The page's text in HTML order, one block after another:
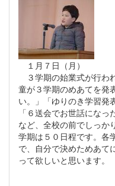
１月７日（月）
３学期の始業式が行わ
童が３学期のめあてを発
い。」「ゆりのき学習発
「６送会でお世話にな
など、全校の前でしっか
学期は５０日程です。各
で、自分で決めためあて
って欲しいと思います。